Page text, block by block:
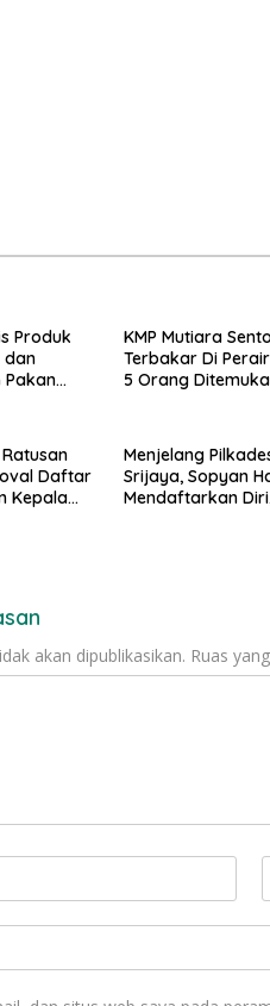
Produk
dan
Pakan
KMP Mutiara
Terbakar Di
5 Orang
Daftar
Kepala
Menjelang
Srijaya, Sopyan
Mendaftarkan
akan dipublikasikan. Ruas